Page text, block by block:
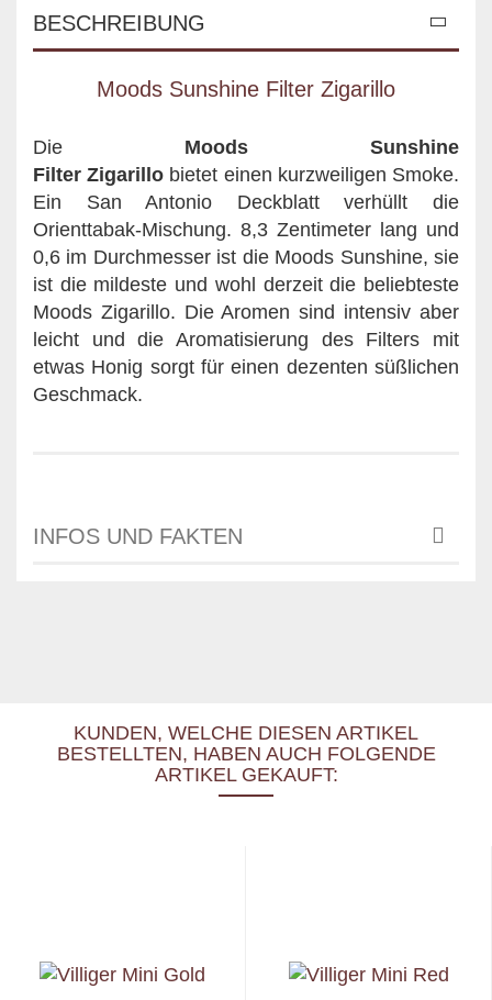
BESCHREIBUNG
Moods Sunshine Filter Zigarillo
Die Moods Sunshine
Filter Zigarillo bietet einen kurzweiligen Smoke.
Ein San Antonio Deckblatt verhüllt die
Orienttabak-Mischung. 8,3 Zentimeter lang und
0,6 im Durchmesser ist die Moods Sunshine, sie
ist die mildeste und wohl derzeit die beliebteste
Moods Zigarillo. Die Aromen sind intensiv aber
leicht und die Aromatisierung des Filters mit
etwas Honig sorgt für einen dezenten süßlichen
Geschmack.
INFOS UND FAKTEN
KUNDEN, WELCHE DIESEN ARTIKEL
BESTELLTEN, HABEN AUCH FOLGENDE
ARTIKEL GEKAUFT: